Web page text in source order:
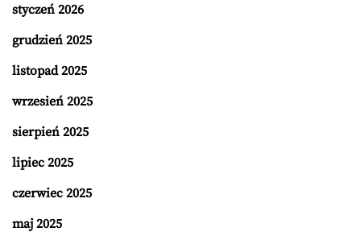
styczeń 2026
grudzień 2025
listopad 2025
wrzesień 2025
sierpień 2025
lipiec 2025
czerwiec 2025
maj 2025